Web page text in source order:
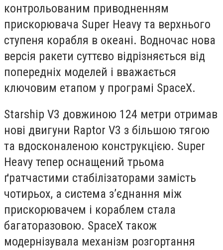
контрольованим приводненням
прискорювача Super Heavy та верхнього
ступеня корабля в океані. Водночас нова
версія ракети суттєво відрізняється від
попередніх моделей і вважається
ключовим етапом у програмі SpaceX.
Starship V3 довжиною 124 метри отримав
нові двигуни Raptor V3 з більшою тягою
та вдосконаленою конструкцією. Super
Heavy тепер оснащений трьома
ґратчастими стабілізаторами замість
чотирьох, а система з’єднання між
прискорювачем і кораблем стала
багаторазовою. SpaceX також
модернізувала механізм розгортання